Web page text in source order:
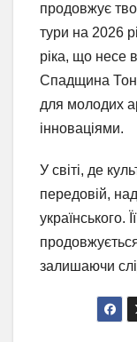
продовжує
тури на 2026
ріка, що несе
Спадщина
для молодих
інноваціями.
У світі, де
передовій,
українського.
залишаючи